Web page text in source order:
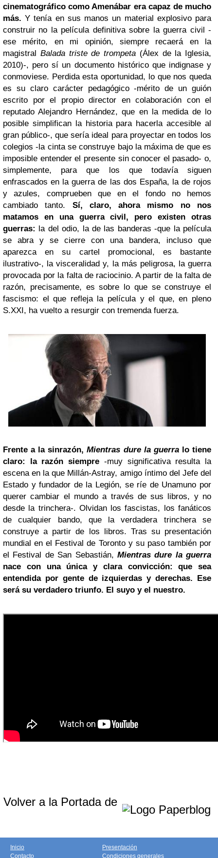
cinematográfico como Amenábar era capaz de mucho
más. Y tenía en sus manos un material explosivo para
construir no la película definitiva sobre la guerra civil -
ese mérito, en mi opinión, siempre recaerá en la
magistral Balada triste de trompeta (Álex de la Iglesia,
2010)-, pero sí un documento histórico que indignase y
conmoviese. Perdida esta oportunidad, lo que nos queda
es su claro carácter pedagógico -mérito de un guión
escrito por el propio director en colaboración con el
reputado Alejandro Hernández, que en la medida de lo
posible simplifican la historia para hacerla accesible al
gran público-, que sería ideal para proyectar en todos los
colegios -la cinta se construye bajo la máxima de que es
imposible entender el presente sin conocer el pasado- o,
simplemente, para que los que todavía siguen
enfrascados en la guerra de las dos España, la de rojos
y azules, comprueben que en el fondo no hemos
cambiado tanto. Sí, claro, ahora mismo no nos
matamos en una guerra civil, pero existen otras
guerras: la del odio, la de las banderas -que la película
se abra y se cierre con una bandera, incluso que
aparezca en su cartel promocional, es bastante
ilustrativo-, la visceralidad y, la más peligrosa, la guerra
provocada por la falta de raciocinio. A partir de la falta de
razón, precisamente, es sobre lo que se construye el
fascismo: el que refleja la película y el que, en pleno
S.XXI, ha vuelto a resurgir con tremenda fuerza.
Frente a la sinrazón,Mientras dure la guerralo tiene
claro: la razón siempre -muy significativa resulta la
escena en la que Millán-Astray, amigo íntimo del Jefe del
Estado y fundador de la Legión, se ríe de Unamuno por
querer cambiar el mundo a través de sus libros, y no
desde la trinchera-. Olvidan los fascistas, los fanáticos
de cualquier bando, que la verdadera trinchera se
construye a partir de los libros. Tras su presentación
mundial en el Festival de Toronto y su paso también por
el Festival de San Sebastián, Mientras dure la guerra
nace con una única y clara convicción: que sea
entendida por gente de izquierdas y derechas. Ese
será su verdadero triunfo. El suyo y el nuestro.
Volver a la Portada de
Inicio
Contacto
Presentación
Condiciones generales